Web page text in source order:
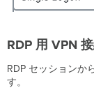
RDP 用 VPN
RDP セッションか
す。